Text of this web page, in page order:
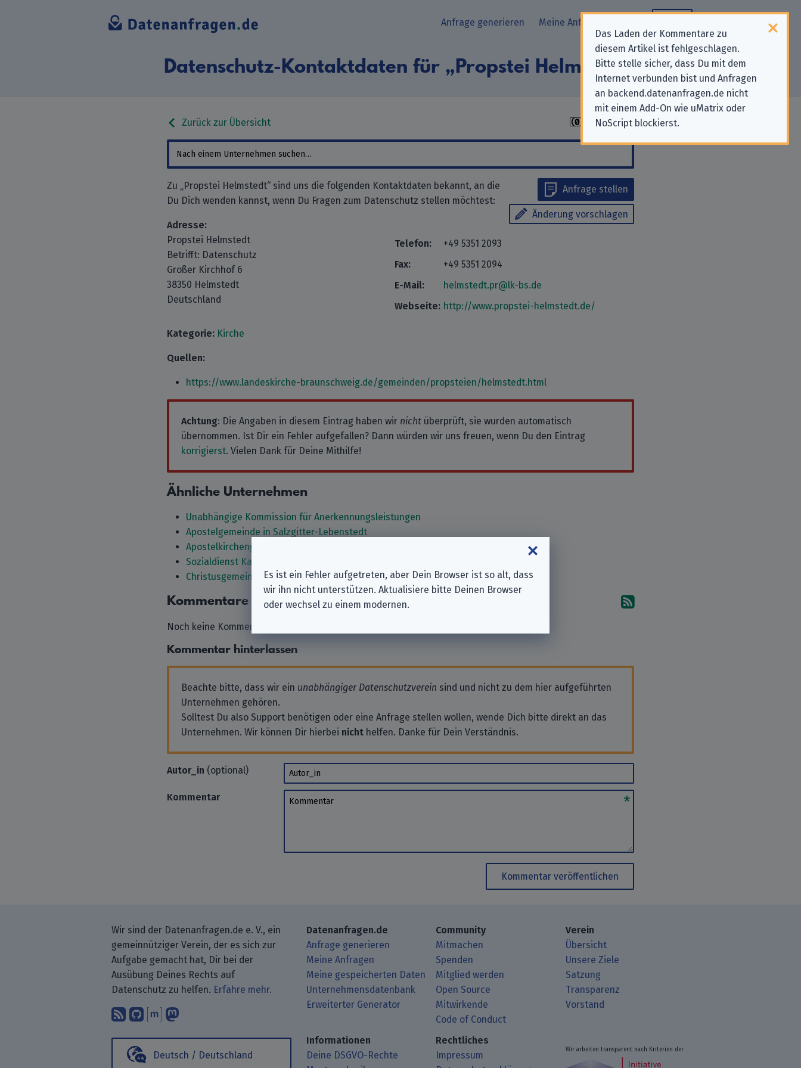
Das Laden der Kommentare zu
diesem Artikel ist fehlgeschlagen.
Bitte stelle sicher, dass Du mit dem
Internet verbunden bist und Anfragen
an backend.datenanfragen.de nicht
mit einem Add-On wie uMatrix oder
NoScript blockierst.
Anfrage generieren Meine Anfragen
Datenschutz-Kontaktdaten für „Propstei Helmstedt“
Zurück zur Übersicht
Anfrage stellen
Änderung vorschlagen
Zu „Propstei Helmstedt“ sind uns die folgenden Kontaktdaten bekannt, an die
Du Dich wenden kannst, wenn Du Fragen zum Datenschutz stellen möchtest:
Adresse:
Propstei Helmstedt
Betrifft: Datenschutz
Großer Kirchhof 6
38350 Helmstedt
Deutschland
Telefon:
+49 5351 2093
Fax:
+49 5351 2094
E-Mail:
helmstedt.pr@lk-bs.de
Webseite: http://www.propstei-helmstedt.de/
Kategorie: Kirche
Quellen:
https://www.landeskirche-braunschweig.de/gemeinden/propsteien/helmstedt.html
Achtung: Die Angaben in diesem Eintrag haben wir nicht überprüft, sie wurden automatisch
übernommen. Ist Dir ein Fehler aufgefallen? Dann würden wir uns freuen, wenn Du den Eintrag
korrigierst. Vielen Dank für Deine Mithilfe!
Ähnliche Unternehmen
Unabhängige Kommission für Anerkennungsleistungen
Apostelgemeinde in Salzgitter-Lebenstedt
Apostelkirchengemeinde Frellstedt-Wolsdorf
Sozialdienst Katholischer Frauen Rhein-Erft-Kreis e.V.
Christusgemeinde Berklingen-Klein Vahlberg in Vahlberg
Kommentare Abonniere die
Noch keine Kommentare vorhanden. Schreib’ doch einen!
Kommentar hinterlassen
Beachte bitte, dass wir ein unabhängiger Datenschutzverein sind und nicht zu dem hier aufgeführten
Unternehmen gehören.
Solltest Du also Support benötigen oder eine Anfrage stellen wollen, wende Dich bitte direkt an das
Unternehmen. Wir können Dir hierbei nicht helfen. Danke für Dein Verständnis.
Autor_in (optional) Autor_in
Kommentar Kommentar
Kommentar veröffentlichen
Wir sind der Datenanfragen.de e. V., ein
gemeinnütziger Verein, der es sich zur
Aufgabe gemacht hat, Dir bei der
Ausübung Deines Rechts auf
Datenschutz zu helfen. Erfahre mehr.
Abonniere unsere Blogbeiträge mit Deinem RSS-Reader.
Finde uns bei GitHub.
Unterhalte Dich mit uns über Matrix.
Folge uns bei Mastodon.
Deutsch / Deutschland
Datenanfragen.de
Anfrage generieren
Meine Anfragen
Meine gespeicherten Daten
Unternehmensdatenbank
Erweiterter Generator
Community
Mitmachen
Spenden
Mitglied werden
Open Source
Mitwirkende
Code of Conduct
Verein
Übersicht
Unsere Ziele
Satzung
Transparenz
Vorstand
Informationen
Deine DSGVO-Rechte
Rechtliches
Impressum
Wir arbeiten transparent nach Kriterien der
Es ist ein Fehler aufgetreten, aber Dein Browser ist so alt, dass
wir ihn nicht unterstützen. Aktualisiere bitte Deinen Browser
oder wechsel zu einem modernen.